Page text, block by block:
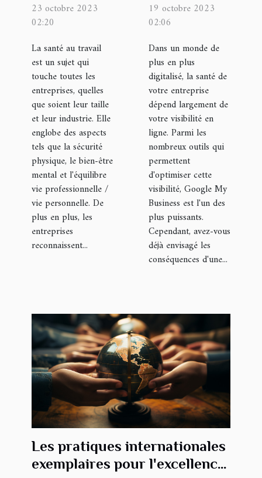
et enjeux
entreprises
23 octobre 2023
02:20
La santé au travail
est un sujet qui
touche toutes les
entreprises, quelles
que soient leur taille
et leur industrie. Elle
englobe des aspects
tels que la sécurité
physique, le bien-être
mental et l'équilibre
vie professionnelle /
vie personnelle. De
plus en plus, les
entreprises
reconnaissent...
entreprise
suspension
de votre
fiche
Google My
Business
19 octobre 2023
02:06
Dans un monde de
plus en plus
digitalisé, la santé de
votre entreprise
dépend largement de
votre visibilité en
ligne. Parmi les
nombreux outils qui
permettent
d'optimiser cette
visibilité, Google My
Business est l'un des
plus puissants.
Cependant, avez-vous
déjà envisagé les
conséquences d'une...
Les pratiques internationales
exemplaires pour l'excellence